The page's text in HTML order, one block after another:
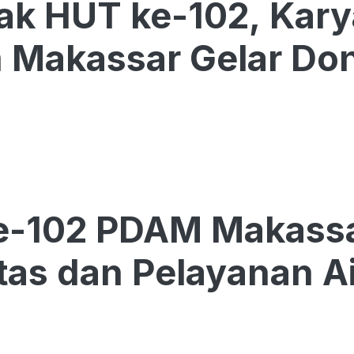
HUT ke-102,
Gelar
102 PDAM
dan Pelayanan